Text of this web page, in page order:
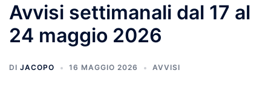
Avvisi settimanali dal 17 al
24 maggio 2026
DI JACOPO 16 MAGGIO 2026 AVVISI